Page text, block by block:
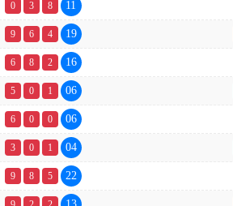
0 3 8 11
9 6 4 19
6 8 2 16
5 0 1 06
6 0 0 06
3 0 1 04
9 8 5 22